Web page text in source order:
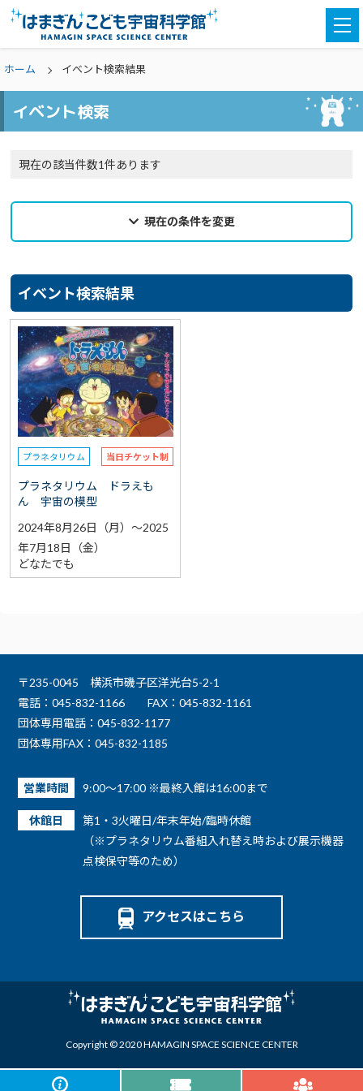
ホーム イベント検索結果
イベント検索
現在の該当件数1件あります
現在の条件を変更
カテゴリ
親子参加 選択なし
対象学年 どなたでも
予約 選択なし
参加費（入館料別途） 選択なし
イベント検索結果
プラネタリウム 当日チケット制
プラネタリウム ドラえも
ん 宇宙の模型
2024年8月26日（月）～2025
年7月18日（金）
どなたでも
〒235-0045 横浜市磯子区洋光台5-2-1
電話：045-832-1166
FAX：045-832-1161
団体専用電話：045-832-1177
団体専用FAX：045-832-1185
営業時間 9:00～17:00 ※最終入館は16:00まで
休館日
第1・3火曜日/年末年始/臨時休館
（※プラネタリウム番組入れ替え時および展示機器
点検保守等のため）
アクセスはこちら
Copyright © 2020 HAMAGIN SPACE SCIENCE CENTER